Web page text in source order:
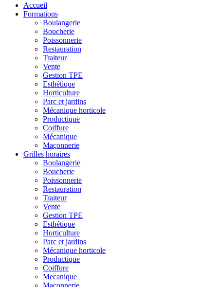
Accueil
Formations
Boulangerie
Boucherie
Poissonnerie
Restauration
Traiteur
Vente
Gestion TPE
Esthétique
Horticulture
Parc et jardins
Mécanique horticole
Productique
Coiffure
Mécanique
Maçonnerie
Grilles horaires
Boulangerie
Boucherie
Poissonnerie
Restauration
Traiteur
Vente
Gestion TPE
Esthétique
Horticulture
Parc et jardins
Mécanique horticole
Productique
Coiffure
Mecanique
Maçonnerie